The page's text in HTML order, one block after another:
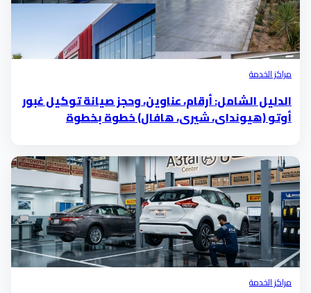
مراكز الخدمة
الدليل الشامل: أرقام، عناوين، وحجز صيانة توكيل غبور
أوتو (هيونداي، شيري، هافال) خطوة بخطوة
مراكز الخدمة